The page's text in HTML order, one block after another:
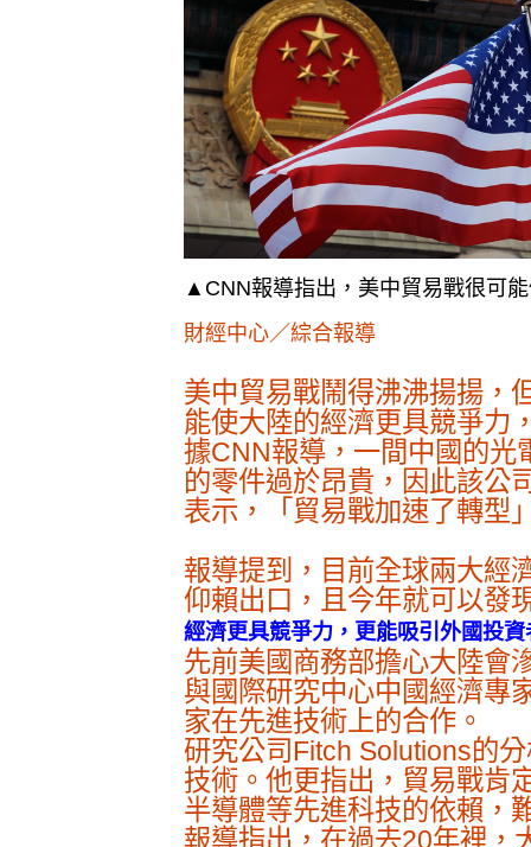
▲CNN報導指出，美中貿易戰很可
財經中心／綜合報導
美中貿易戰鬧得沸沸揚揚，
能使大陸的經濟更具競爭力
據CNN報導，一間中國的光
的零件過於昂貴，因此該公
表示，「貿易戰加速了轉型
報導提到，目前全球兩大經
仰賴出口，且今年就可以發
經濟更具競爭力，更能吸引外國投資
先前美國商務部擔心大陸會
與國際研究中心中國經濟專
家在先進技術上的合作。
研究公司Fitch Solutions的
技術。他更指出，貿易戰肯
半導體等先進科技的依賴，
報導指出，在過去20年裡，